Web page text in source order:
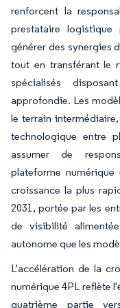
renforcent la
prestataire
générer des synergies
tout en transférant le
spécialisés
approfondie. Les
le terrain
technologique entre
assumer de
plateforme
croissance la plus
2031, portée par les
de visibilité
autonome que les
L'accélération de la
numérique 4PL reflète
quatrième partie